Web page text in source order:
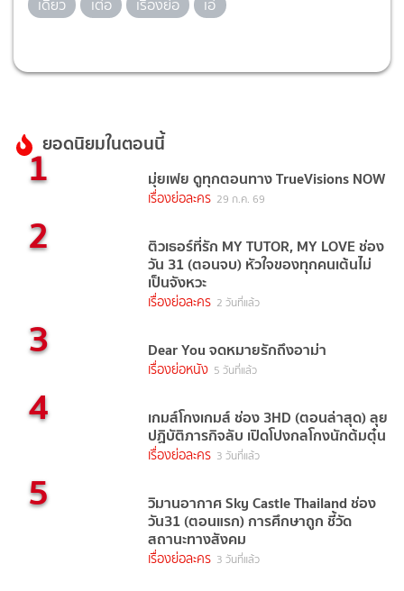
เดี๋ยว
เต๋อ เรื่องย่อ เอ๋
ยอดนิยมในตอนนี้
1 มุ่ยเฟย ดูทุกตอนทาง TrueVisions NOW
เรื่องย่อละคร 29 ก.ค. 69
2 ติวเธอร์ที่รัก MY TUTOR, MY LOVE ช่อง
วัน 31 (ตอนจบ) หัวใจของทุกคนเต้นไม่
เป็นจังหวะ
เรื่องย่อละคร 2 วันที่แล้ว
3 Dear You จดหมายรักถึงอาม่า
เรื่องย่อหนัง 5 วันที่แล้ว
4 เกมส์โกงเกมส์ ช่อง 3HD (ตอนล่าสุด) ลุย
ปฏิบัติภารกิจลับ เปิดโปงกลโกงนักต้มตุ๋น
เรื่องย่อละคร 3 วันที่แล้ว
5 วิมานอากาศ Sky Castle Thailand ช่อง
วัน31 (ตอนแรก) การศึกษาถูก ชี้วัด
สถานะทางสังคม
เรื่องย่อละคร 3 วันที่แล้ว